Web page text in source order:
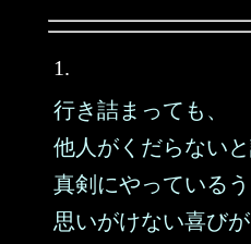
1.
行き詰まっても、
他人がくだらない
真剣にやっているう
思いがけない喜びが